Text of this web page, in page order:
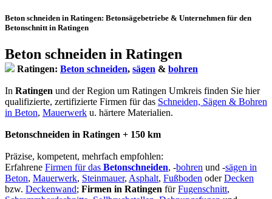
Beton schneiden in Ratingen: Betonsägebetriebe & Unternehmen für den
Betonschnitt in Ratingen
Beton schneiden in Ratingen
Ratingen: Beton schneiden, sägen & bohren
In Ratingen und der Region um Ratingen Umkreis finden Sie hier
qualifizierte, zertifizierte Firmen für das Schneiden, Sägen & Bohren
in Beton, Mauerwerk u. härtere Materialien.
Betonschneiden in Ratingen + 150 km
Präzise, kompetent, mehrfach empfohlen:
Erfahrene Firmen für das Betonschneiden, -bohren und -sägen in
Beton, Mauerwerk, Steinmauer, Asphalt, Fußboden oderDecken
bzw. Deckenwand; Firmen in Ratingen fürFugenschnitt,